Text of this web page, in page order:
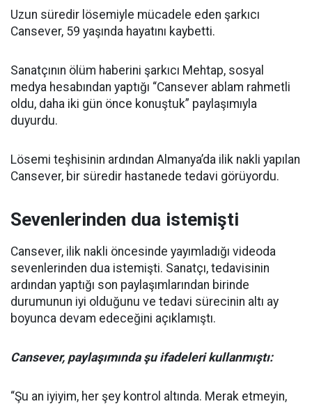
Uzun süredir lösemiyle mücadele eden şarkıcı
Cansever, 59 yaşında hayatını kaybetti.
Sanatçının ölüm haberini şarkıcı Mehtap, sosyal
medya hesabından yaptığı “Cansever ablam rahmetli
oldu, daha iki gün önce konuştuk” paylaşımıyla
duyurdu.
Lösemi teşhisinin ardından Almanya’da ilik nakli yapılan
Cansever, bir süredir hastanede tedavi görüyordu.
Sevenlerinden dua istemişti
Cansever, ilik nakli öncesinde yayımladığı videoda
sevenlerinden dua istemişti. Sanatçı, tedavisinin
ardından yaptığı son paylaşımlarından birinde
durumunun iyi olduğunu ve tedavi sürecinin altı ay
boyunca devam edeceğini açıklamıştı.
Cansever, paylaşımında şu ifadeleri kullanmıştı:
“Şu an iyiyim, her şey kontrol altında. Merak etmeyin,